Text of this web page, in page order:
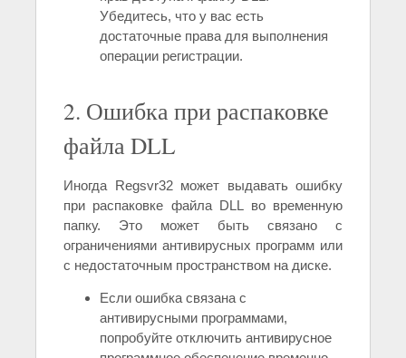
Убедитесь, что у вас есть
достаточные права для выполнения
операции регистрации.
2. Ошибка при распаковке
файла DLL
Иногда Regsvr32 может выдавать ошибку
при распаковке файла DLL во временную
папку. Это может быть связано с
ограничениями антивирусных программ или
с недостаточным пространством на диске.
Если ошибка связана с
антивирусными программами,
попробуйте отключить антивирусное